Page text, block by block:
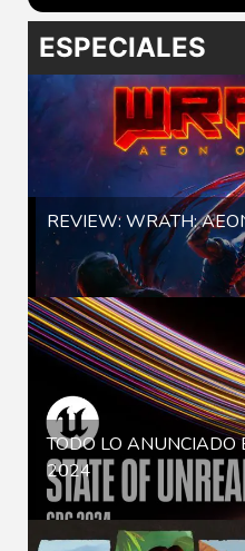
ESPECIALES
REVIEW: WRATH:
TODO LO ANUNCIADO
2024